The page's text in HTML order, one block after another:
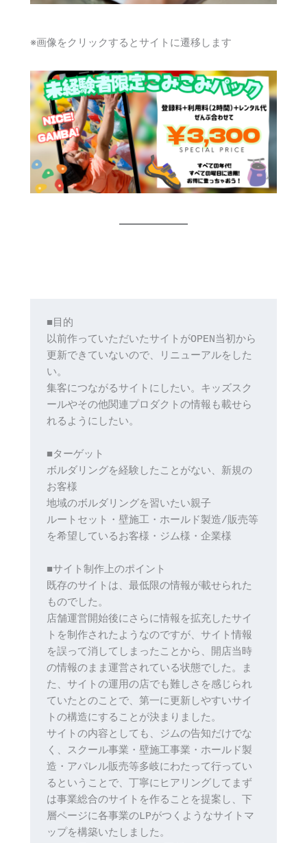
※画像をクリックするとサイトに遷移します
■目的
以前作っていただいたサイトがOPEN当初から
更新できていないので、リニューアルをした
い。
集客につながるサイトにしたい。キッズスク
ールやその他関連プロダクトの情報も載せら
れるようにしたい。
■ターゲット
ボルダリングを経験したことがない、新規の
お客様
地域のボルダリングを習いたい親子
ルートセット・壁施工・ホールド製造/販売等
を希望しているお客様・ジム様・企業様
■サイト制作上のポイント
既存のサイトは、最低限の情報が載せられた
ものでした。
店舗運営開始後にさらに情報を拡充したサイ
トを制作されたようなのですが、サイト情報
を誤って消してしまったことから、開店当時
の情報のまま運営されている状態でした。ま
た、サイトの運用の店でも難しさを感じられ
ていたとのことで、第一に更新しやすいサイ
トの構造にすることが決まりました。
サイトの内容としても、ジムの告知だけでな
く、スクール事業・壁施工事業・ホールド製
造・アパレル販売等多岐にわたって行ってい
るということで、丁寧にヒアリングしてまず
は事業総合のサイトを作ることを提案し、下
層ページに各事業のLPがつくようなサイトマ
ップを構築いたしました。